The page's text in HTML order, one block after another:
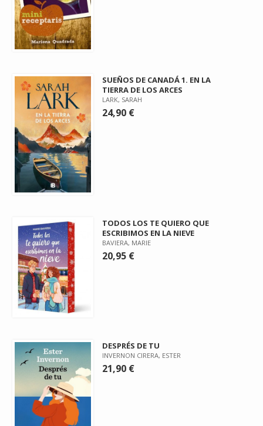
SUEÑOS DE CANADÁ 1. EN LA
TIERRA DE LOS ARCES
LARK, SARAH
24,90 €
TODOS LOS TE QUIERO QUE
ESCRIBIMOS EN LA NIEVE
BAVIERA, MARIE
20,95 €
DESPRÉS DE TU
INVERNON CIRERA, ESTER
21,90 €